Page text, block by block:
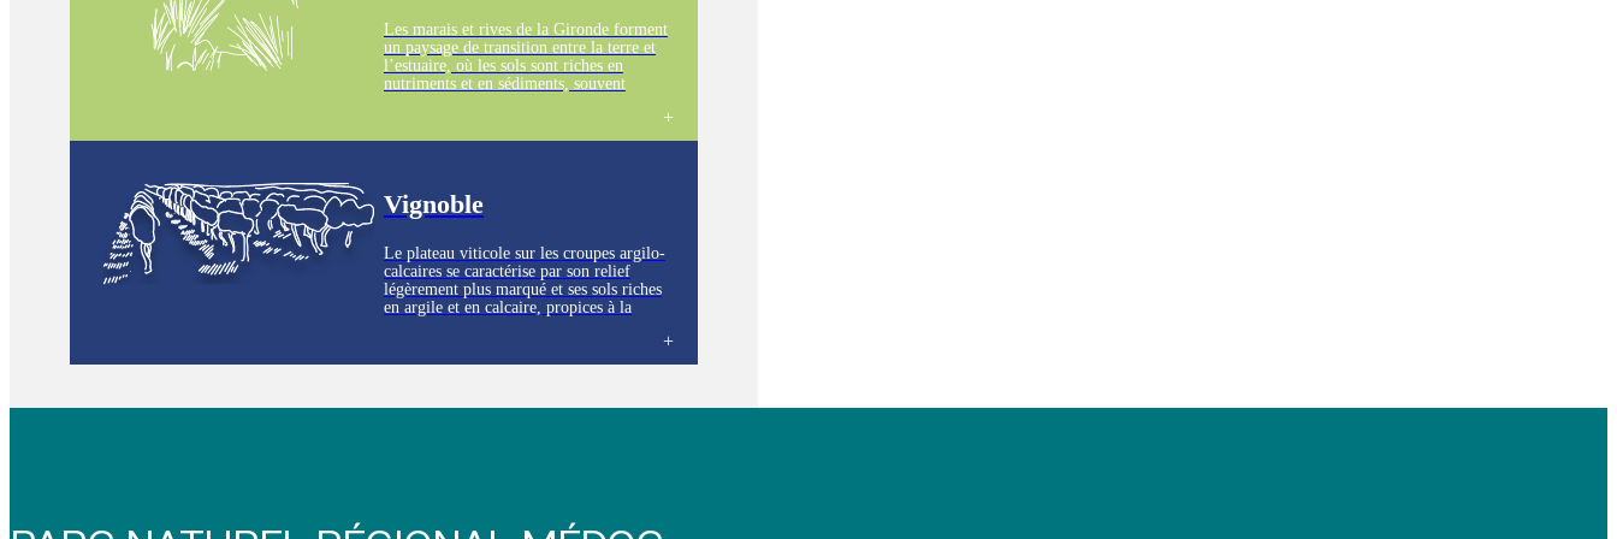
Les marais et rives de la Gironde forment
un paysage de transition entre la terre et
l’estuaire, où les sols sont riches en
nutriments et en sédiments, souvent
nombreuses espèces animales et végétales.
Vignoble
Le plateau viticole sur les croupes argilo-
calcaires se caractérise par son relief
légèrement plus marqué et ses sols riches
en argile et en calcaire, propices à la
paysage viticole unique et typique de la